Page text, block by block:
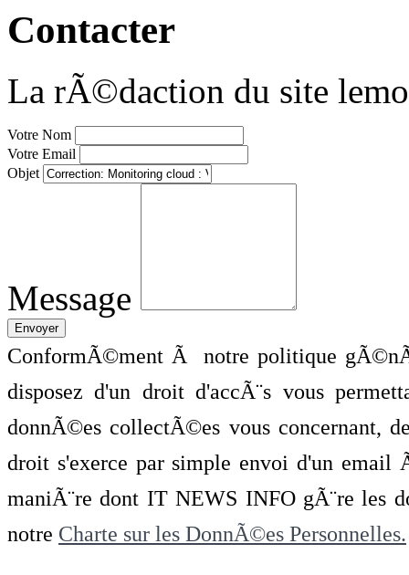
Contacter
La rÃ©daction du site
Votre Nom
Votre Email
Objet
Message
ConformÃ©ment Ã notre politique
disposez d'un droit d'accÃ¨s vous
donnÃ©es collectÃ©es vous concernant,
droit s'exerce par simple envoi d'un
maniÃ¨re dont IT NEWS INFO gÃ¨re les
notre Charte sur les DonnÃ©es Personnelles.